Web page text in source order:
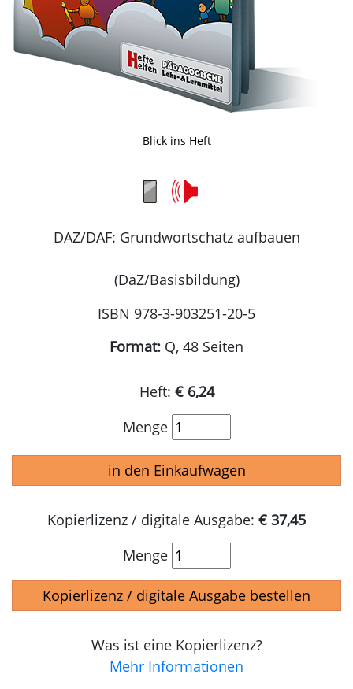
Blick ins Heft
DAZ/DAF: Grundwortschatz aufbauen
(DaZ/Basisbildung)
ISBN 978-3-903251-20-5
Format: Q, 48 Seiten
Heft: € 6,24
Menge
in den Einkaufwagen
Kopierlizenz / digitale Ausgabe: € 37,45
Menge
Kopierlizenz / digitale Ausgabe bestellen
Was ist eine Kopierlizenz?
Mehr Informationen